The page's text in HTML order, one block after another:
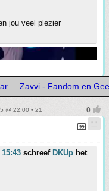
jou veel plezier
Zavvi - Fandom en
@ 22:00 • 21
schreef DKUp het